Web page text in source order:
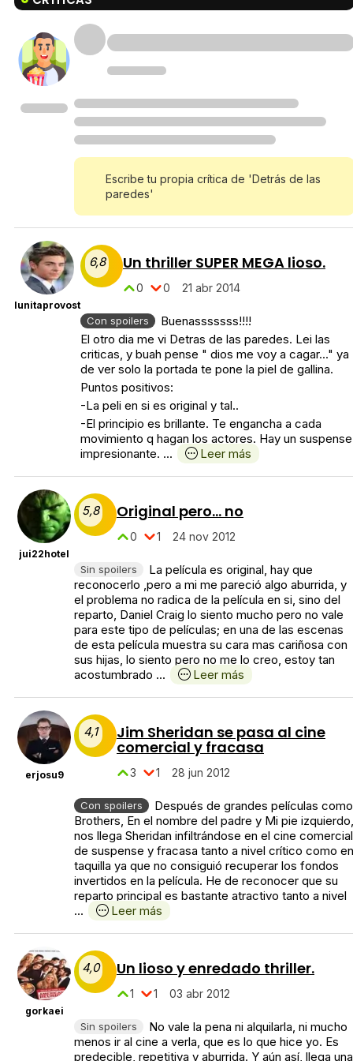
Escribe tu propia crítica de 'Detrás de las
paredes'
lunitaprovost
6,8 Un thriller SUPER MEGA lioso.
0 0 21 abr 2014
Con spoilers
Buenasssssss!!!!
El otro dia me vi Detras de las paredes. Lei las
criticas, y buah pense " dios me voy a cagar..." ya
de ver solo la portada te pone la piel de gallina.
Puntos positivos:
-La peli en si es original y tal..
-El principio es brillante. Te engancha a cada
movimiento q hagan los actores. Hay un suspense
impresionante. ...
Leer más
jui22hotel
5,8 Original pero... no
0 1 24 nov 2012
Sin spoilers
La película es original, hay que
reconocerlo ,pero a mi me pareció algo aburrida, y
el problema no radica de la película en si, sino del
reparto, Daniel Craig lo siento mucho pero no vale
para este tipo de películas; en una de las escenas
de esta película muestra su cara mas cariñosa con
sus hijas, lo siento pero no me lo creo, estoy tan
acostumbrado ...
Leer más
erjosu9
4,1 Jim Sheridan se pasa al cine
comercial y fracasa
3 1 28 jun 2012
Con spoilers
Después de grandes películas como
Brothers, En el nombre del padre y Mi pie izquierdo,
nos llega Sheridan infiltrándose en el cine comercial
de suspense y fracasa tanto a nivel crítico como en
taquilla ya que no consiguió recuperar los fondos
invertidos en la película. He de reconocer que su
reparto principal es bastante atractivo tanto a nivel
...
Leer más
gorkaei
4,0 Un lioso y enredado thriller.
1 1 03 abr 2012
Sin spoilers
No vale la pena ni alquilarla, ni mucho
menos ir al cine a verla, que es lo que hice yo. Es
predecible, repetitiva y aburrida. Y aún así, llega una